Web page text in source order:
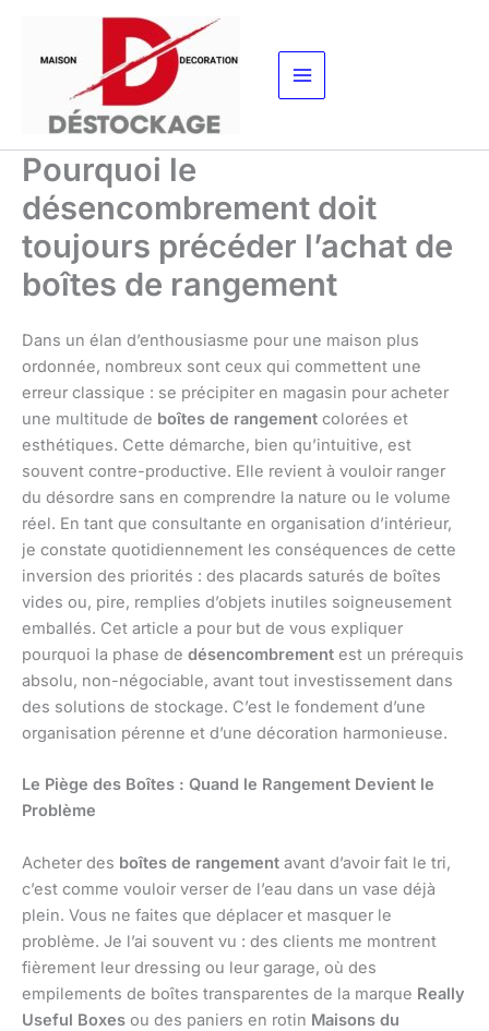
contenu
Pourquoi le
désencombrement doit
toujours précéder l’achat de
boîtes de rangement
Dans un élan d’enthousiasme pour une maison plus
ordonnée, nombreux sont ceux qui commettent une
erreur classique : se précipiter en magasin pour acheter
une multitude de boîtes de rangement colorées et
esthétiques. Cette démarche, bien qu’intuitive, est
souvent contre-productive. Elle revient à vouloir ranger
du désordre sans en comprendre la nature ou le volume
réel. En tant que consultante en organisation d’intérieur,
je constate quotidiennement les conséquences de cette
inversion des priorités : des placards saturés de boîtes
vides ou, pire, remplies d’objets inutiles soigneusement
emballés. Cet article a pour but de vous expliquer
pourquoi la phase de désencombrement est un prérequis
absolu, non-négociable, avant tout investissement dans
des solutions de stockage. C’est le fondement d’une
organisation pérenne et d’une décoration harmonieuse.
Le Piège des Boîtes : Quand le Rangement Devient le
Problème
Acheter des boîtes de rangement avant d’avoir fait le tri,
c’est comme vouloir verser de l’eau dans un vase déjà
plein. Vous ne faites que déplacer et masquer le
problème. Je l’ai souvent vu : des clients me montrent
fièrement leur dressing ou leur garage, où des
empilements de boîtes transparentes de la marque Really
Useful Boxes ou des paniers en rotin Maisons du